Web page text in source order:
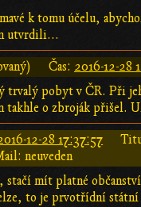
k tomu účelu,
utvrdili...
Čas: 2016-12-28
trvalý pobyt v ČR. Při
takhle o zbroják přišel.
12-28 17:37:57
neuveden
stačí mít platné
to je prvotřídní státní